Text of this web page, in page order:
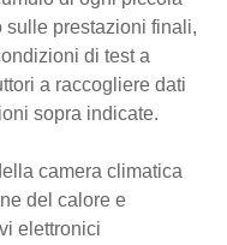
sulle prestazioni finali,
di test a
a raccogliere dati
sopra indicate.
camera climatica
del calore e
elettronici